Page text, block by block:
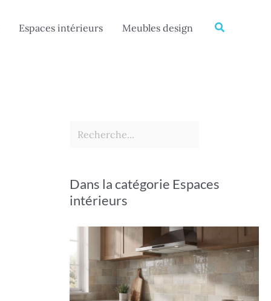
Espaces intérieurs Meubles design
Dans la catégorie Espaces
intérieurs